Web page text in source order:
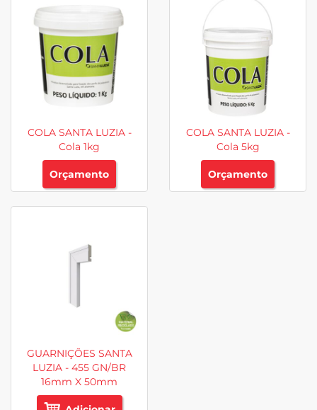
COLA SANTA LUZIA -
Cola 1kg
Orçamento
COLA SANTA LUZIA -
Cola 5kg
Orçamento
GUARNIÇÕES SANTA
LUZIA - 455 GN/BR
16mm X 50mm